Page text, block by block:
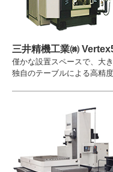
三井精機工業㈱
僅かな設置スペースで、大
独自のテーブルによる高精